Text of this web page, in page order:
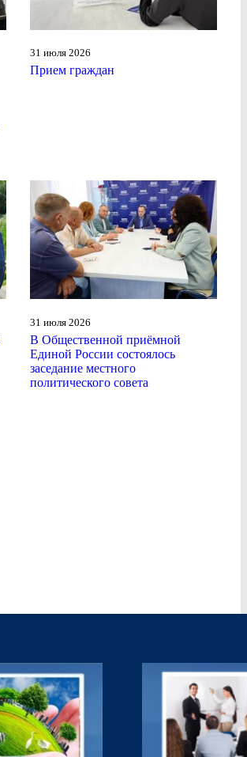
31 июля 2026
Прием граждан
31 июля 2026
В Общественной приёмной
Единой России состоялось
заседание местного
политического совета